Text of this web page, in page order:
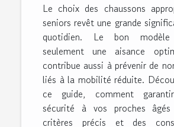
Le choix des chaussons
seniors revêt une grande
quotidien. Le bon
seulement une aisance
contribue aussi à prévenir de
liés à la mobilité réduite.
ce guide, comment
sécurité à vos proches
critères précis et des